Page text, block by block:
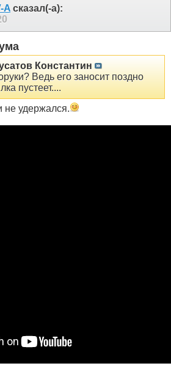
A сказал(-а):
Константин
Ведь его заносит поздно
пустеет....
не удержался.